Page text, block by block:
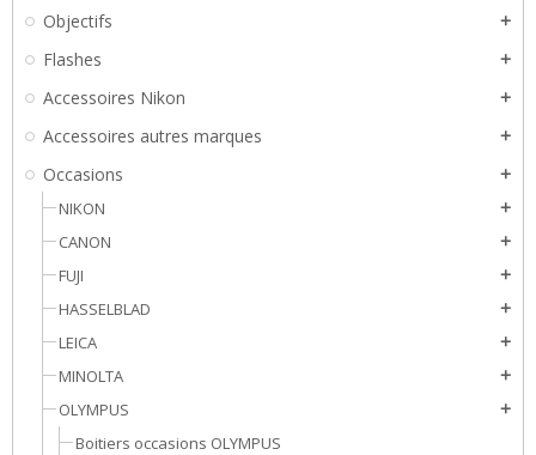
Objectifs add
Flashes add
Accessoires Nikon add
Accessoires autres marques add
Occasions add
NIKON add
CANON add
FUJI add
HASSELBLAD add
LEICA add
MINOLTA add
OLYMPUS add
Boitiers occasions OLYMPUS